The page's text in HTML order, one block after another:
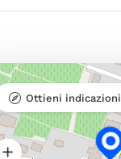
Ottieni indicazioni